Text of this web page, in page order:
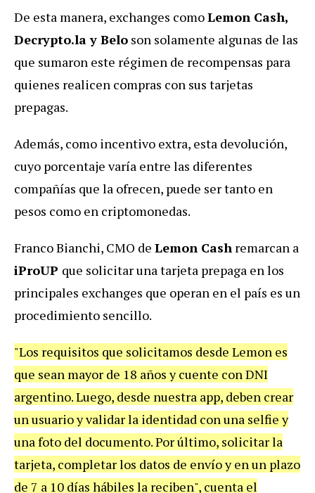
De esta manera, exchanges comoLemon Cash,
Decrypto.la y Belo son solamente algunas de las
que sumaron este régimen de recompensas para
quienes realicen compras con sus tarjetas
prepagas.
Además, como incentivo extra, esta devolución,
cuyo porcentaje varía entre las diferentes
compañías que la ofrecen, puede ser tanto en
pesos como en criptomonedas.
Franco Bianchi, CMO de Lemon Cash remarcan a
iProUP que solicitar una tarjeta prepaga en los
principales exchanges que operan en el país es un
procedimiento sencillo.
"Los requisitos que solicitamos desde Lemon es
que sean mayor de 18 años y cuente con DNI
argentino. Luego, desde nuestra app, deben crear
un usuario y validar la identidad con una selfie y
una foto del documento. Por último, solicitar la
tarjeta, completar los datos de envío y en un plazo
de 7 a 10 días hábiles la reciben", cuenta el